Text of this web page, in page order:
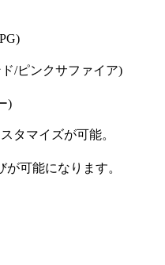
/ピンクサファイア)
)
タマイズが可能。
可能になります。